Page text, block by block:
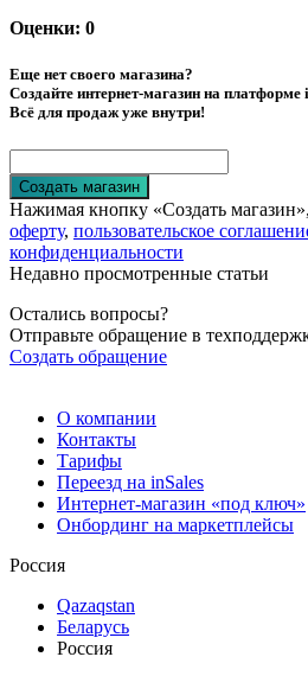
Оценки: 0
Еще нет своего магазина?
Создайте интернет-магазин на платформе
Всё для продаж уже внутри!
Создать магазин
Нажимая кнопку «Создать
оферту, пользовательское
конфиденциальности
Недавно просмотренные статьи
Остались вопросы?
Отправьте обращение в
Создать обращение
О компании
Контакты
Тарифы
Переезд на inSales
Интернет-магазин «под ключ»
Онбординг на маркетплейсы
Россия
Qazaqstan
Беларусь
Россия